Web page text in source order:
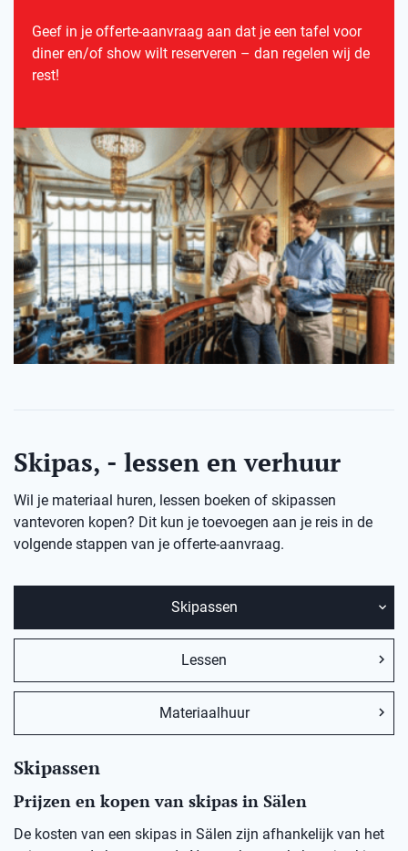
Geef in je offerte-aanvraag aan dat je een tafel voor
diner en/of show wilt reserveren – dan regelen wij de
rest!
Skipas, - lessen en verhuur
Wil je materiaal huren, lessen boeken of skipassen
vantevoren kopen? Dit kun je toevoegen aan je reis in de
volgende stappen van je offerte-aanvraag.
Skipassen
Lessen
Materiaalhuur
Skipassen
Prijzen en kopen van skipas in Sälen
De kosten van een skipas in Sälen zijn afhankelijk van het